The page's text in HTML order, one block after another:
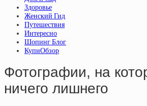
Здоровье
Женский Гид
Путешествия
Интересно
Шопинг Блог
КупиОбзор
Фотографии, на
ничего лишнего